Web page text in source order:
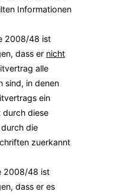
Informationen
2008/48 ist
dass er nicht
alle
sind, in denen
ein
durch diese
die
zuerkannt
2008/48 ist
dass er es